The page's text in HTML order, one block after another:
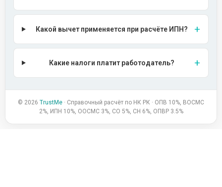
Какой вычет применяется при расчёте ИПН?
Какие налоги платит работодатель?
© 2026 TrustMe · Справочный расчёт по НК РК · ОПВ 10%, ВОСМС
2%, ИПН 10%, ООСМС 3%, СО 5%, СН 6%, ОПВР 3.5%